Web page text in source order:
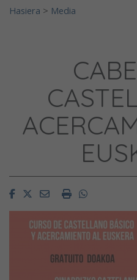
Hasiera > Media
FacebookTwitterEmailImprimirWhatsapp